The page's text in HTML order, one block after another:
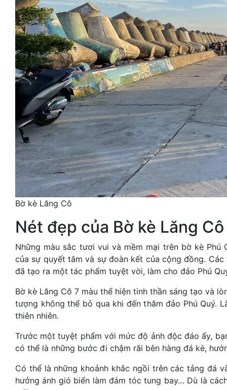
Bờ kè Lăng Cô
Nét đẹp của Bờ kè Lăng Cô
Những màu sắc tươi vui và mềm mại trên bờ kè
của sự quyết tâm và sự đoàn kết của cộng đồng.
đã tạo ra một tác phẩm tuyệt vời, làm cho đảo Phú
Bờ kè Lăng Cô 7 màu thể hiện tinh thần sáng tạo và
tượng không thể bỏ qua khi đến thăm đảo Phú Quý.
thiên nhiên.
Trước một tuyệt phẩm với mức độ ảnh độc đáo ấy,
có thể là những bước đi chậm rãi bên hàng đá kè,
Có thể là những khoảnh khắc ngồi trên các tảng đá
hưởng ánh gió biển làm đám tóc tung bay… Dù là